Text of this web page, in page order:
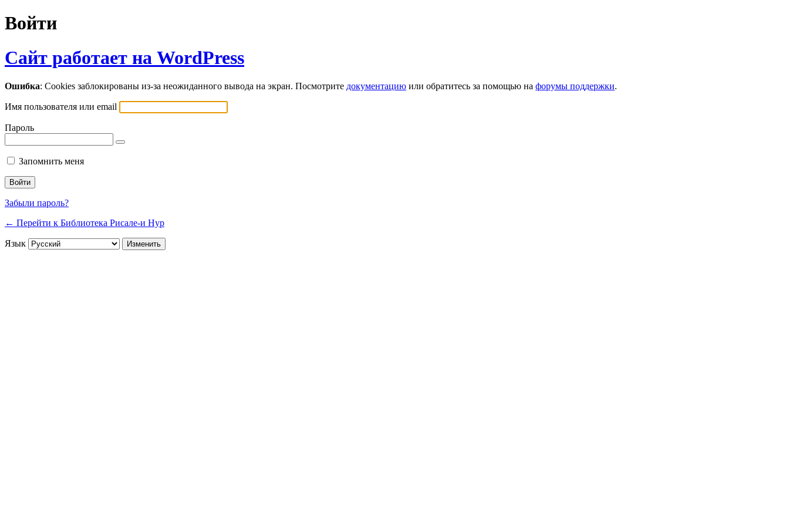
Войти
Сайт работает на WordPress
Ошибка: Cookies заблокированы из-за неожиданного вывода на экран. Посмотрите документацию или обратитесь за помощью на форумы поддержки.
Имя пользователя или email
Пароль
Запомнить меня
Забыли пароль?
← Перейти к Библиотека Рисале-и Нур
Язык